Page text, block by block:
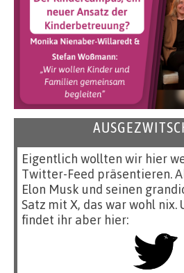
Eigentlich wollten wir hier
Twitter-Feed präsentieren.
Elon Musk und seinen
Satz mit X, das war wohl nix.
findet ihr aber hier: